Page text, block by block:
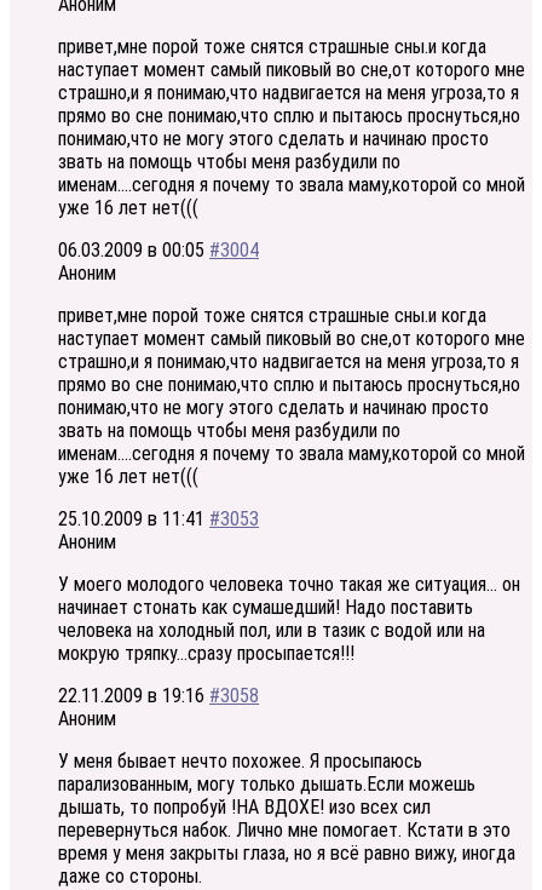
Аноним
привет,мне порой тоже снятся страшные сны.и когда
наступает момент самый пиковый во сне,от которого мне
страшно,и я понимаю,что надвигается на меня угроза,то я
прямо во сне понимаю,что сплю и пытаюсь проснуться,но
понимаю,что не могу этого сделать и начинаю просто
звать на помощь чтобы меня разбудили по
именам….сегодня я почему то звала маму,которой со мной
уже 16 лет нет(((
06.03.2009 в 00:05 #3004
Аноним
привет,мне порой тоже снятся страшные сны.и когда
наступает момент самый пиковый во сне,от которого мне
страшно,и я понимаю,что надвигается на меня угроза,то я
прямо во сне понимаю,что сплю и пытаюсь проснуться,но
понимаю,что не могу этого сделать и начинаю просто
звать на помощь чтобы меня разбудили по
именам….сегодня я почему то звала маму,которой со мной
уже 16 лет нет(((
25.10.2009 в 11:41 #3053
Аноним
У моего молодого человека точно такая же ситуация… он
начинает стонать как сумашедший! Надо поставить
человека на холодный пол, или в тазик с водой или на
мокрую тряпку…сразу просыпается!!!
22.11.2009 в 19:16 #3058
Аноним
У меня бывает нечто похожее. Я просыпаюсь
парализованным, могу только дышать.Если можешь
дышать, то попробуй !НА ВДОХЕ! изо всех сил
перевернуться набок. Лично мне помогает. Кстати в это
время у меня закрыты глаза, но я всё равно вижу, иногда
даже со стороны.